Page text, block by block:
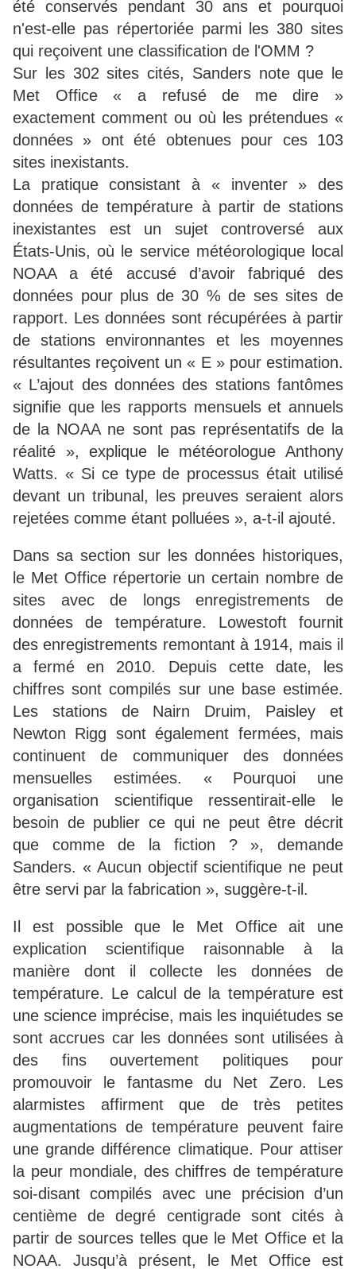
été conservés pendant 30 ans et pourquoi
n'est-elle pas répertoriée parmi les 380 sites
qui reçoivent une classification de l'OMM ?
Sur les 302 sites cités, Sanders note que le
Met Office « a refusé de me dire »
exactement comment ou où les prétendues «
données » ont été obtenues pour ces 103
sites inexistants.
La pratique consistant à « inventer » des
données de température à partir de stations
inexistantes est un sujet controversé aux
États-Unis, où le service météorologique local
NOAA a été accusé d’avoir fabriqué des
données pour plus de 30 % de ses sites de
rapport. Les données sont récupérées à partir
de stations environnantes et les moyennes
résultantes reçoivent un « E » pour estimation.
« L’ajout des données des stations fantômes
signifie que les rapports mensuels et annuels
de la NOAA ne sont pas représentatifs de la
réalité », explique le météorologue Anthony
Watts. « Si ce type de processus était utilisé
devant un tribunal, les preuves seraient alors
rejetées comme étant polluées », a-t-il ajouté.
Dans sa section sur les données historiques,
le Met Office répertorie un certain nombre de
sites avec de longs enregistrements de
données de température. Lowestoft fournit
des enregistrements remontant à 1914, mais il
a fermé en 2010. Depuis cette date, les
chiffres sont compilés sur une base estimée.
Les stations de Nairn Druim, Paisley et
Newton Rigg sont également fermées, mais
continuent de communiquer des données
mensuelles estimées. « Pourquoi une
organisation scientifique ressentirait-elle le
besoin de publier ce qui ne peut être décrit
que comme de la fiction ? », demande
Sanders. « Aucun objectif scientifique ne peut
être servi par la fabrication », suggère-t-il.
Il est possible que le Met Office ait une
explication scientifique raisonnable à la
manière dont il collecte les données de
température. Le calcul de la température est
une science imprécise, mais les inquiétudes se
sont accrues car les données sont utilisées à
des fins ouvertement politiques pour
promouvoir le fantasme du Net Zero. Les
alarmistes affirment que de très petites
augmentations de température peuvent faire
une grande différence climatique. Pour attiser
la peur mondiale, des chiffres de température
soi-disant compilés avec une précision d’un
centième de degré centigrade sont cités à
partir de sources telles que le Met Office et la
NOAA. Jusqu’à présent, le Met Office est